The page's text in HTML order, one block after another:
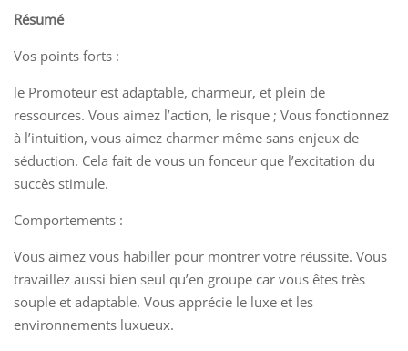
Résumé
Vos points forts :
le Promoteur est adaptable, charmeur, et plein de
ressources. Vous aimez l’action, le risque ; Vous fonctionnez
à l’intuition, vous aimez charmer même sans enjeux de
séduction. Cela fait de vous un fonceur que l’excitation du
succès stimule.
Comportements :
Vous aimez vous habiller pour montrer votre réussite. Vous
travaillez aussi bien seul qu’en groupe car vous êtes très
souple et adaptable. Vous apprécie le luxe et les
environnements luxueux.